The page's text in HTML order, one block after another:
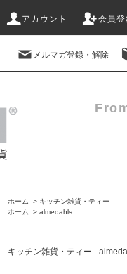
アカウント 会員登
メルマガ登録・解除
ホーム > キッチン雑貨・ティー
ホーム
> almedahls
キッチン雑貨・ティー